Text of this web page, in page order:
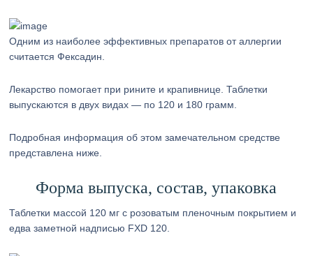
Одним из наиболее эффективных препаратов от аллергии
считается Фексадин.
Лекарство помогает при рините и крапивнице. Таблетки
выпускаются в двух видах — по 120 и 180 грамм.
Подробная информация об этом замечательном средстве
представлена ниже.
Форма выпуска, состав, упаковка
Таблетки массой 120 мг с розоватым пленочным покрытием и
едва заметной надписью FXD 120.